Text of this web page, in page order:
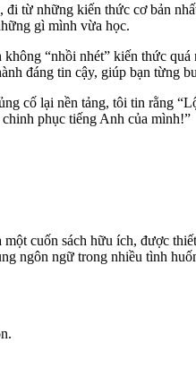
từ những kiến thức cơ bản
gì mình vừa học.
“nhồi nhét” kiến thức
đáng tin cậy, giúp bạn từng
cố lại nền tảng, tôi tin rằng
phục tiếng Anh của mình!”
cuốn sách hữu ích, được
ngôn ngữ trong nhiều tình